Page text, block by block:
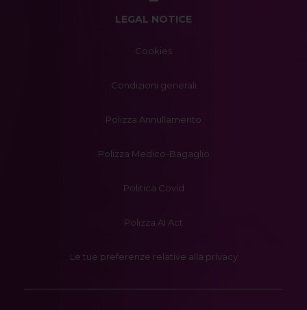
LEGAL NOTICE
Cookies
Condizioni generali
Polizza Annullamento
Polizza Medico-Bagaglio
Politica Covid
Polizza AI Act
Le tue preferenze relative alla privacy